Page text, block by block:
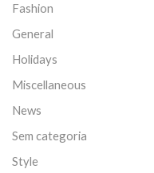
Fashion
General
Holidays
Miscellaneous
News
Sem categoria
Style